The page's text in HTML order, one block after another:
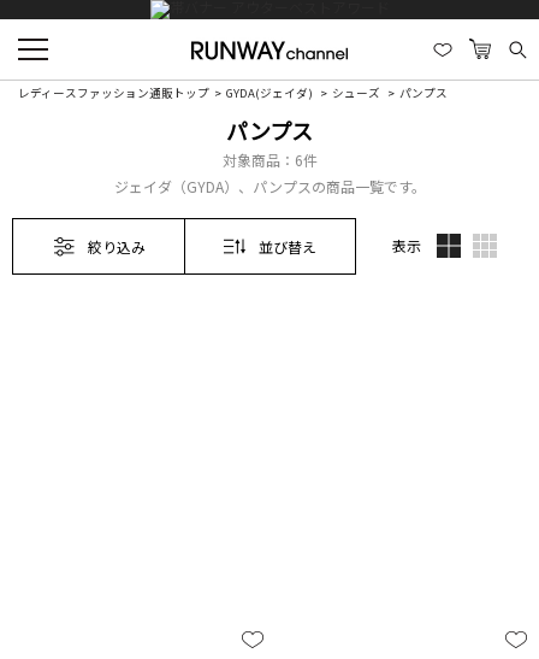
レディースファッション通販トップ GYDA(ジェイダ) シューズ パンプス
パンプス
対象商品： 6件
ジェイダ（GYDA）、パンプスの商品一覧です。
絞り込み 並び替え 表示